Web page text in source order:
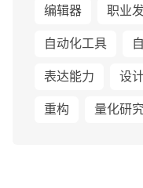
编辑器
职业
自动化工具
表达能力
设
重构
量化研